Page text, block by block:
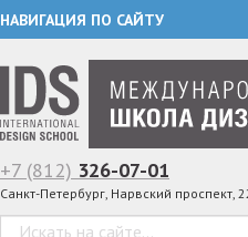
НАВИГАЦИЯ ПО САЙТУ
+7 (812) 326-07-01
Санкт-Петербург, Нарвский проспект,